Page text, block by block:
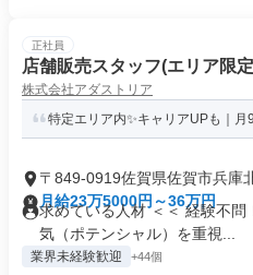
正社員
店舗販売スタッフ(エリア限
株式会社アダストリア
特定エリア内✨キャリアUPも｜
〒849-0919佐賀県佐賀市兵庫
月給23万5000円～36万円
求めている人材 ＜＜ 経験不問
気（ポテンシャル）を重視...
業界未経験歓迎 +44個